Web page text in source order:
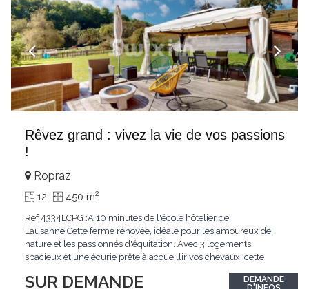
Rêvez grand : vivez la vie de vos passions
!
SUR DEMANDE
Ropraz
12 450 m2
Ref 4334LCPG :A 10 minutes de l'école hôtelier de
Lausanne.Cette ferme rénovée, idéale pour les amoureux de
nature et les passionnés d'équitation. Avec 3 logements
spacieux et une écurie prête à accueillir vos chevaux, cette
authentique et confort moderne. - 3 logements confortables :
DEMANDE